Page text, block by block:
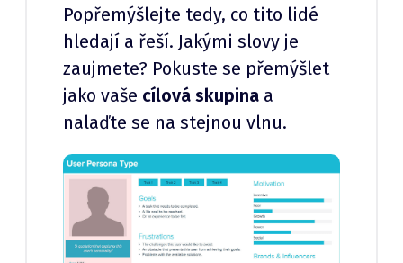
Popřemýšlejte tedy, co tito lidé
hledají a řeší. Jakými slovy je
zaujmete? Pokuste se přemýšlet
jako vaše cílová skupina a
nalaďte se na stejnou vlnu.